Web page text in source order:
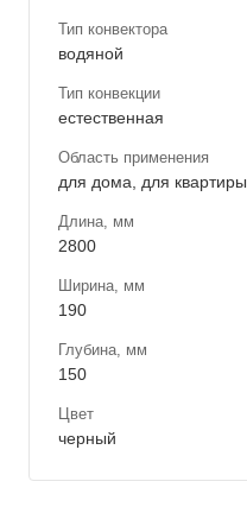
Тип конвектора
водяной
Тип конвекции
естественная
Область применения
для дома, для квартиры
Длина, мм
2800
Ширина, мм
190
Глубина, мм
150
Цвет
черный